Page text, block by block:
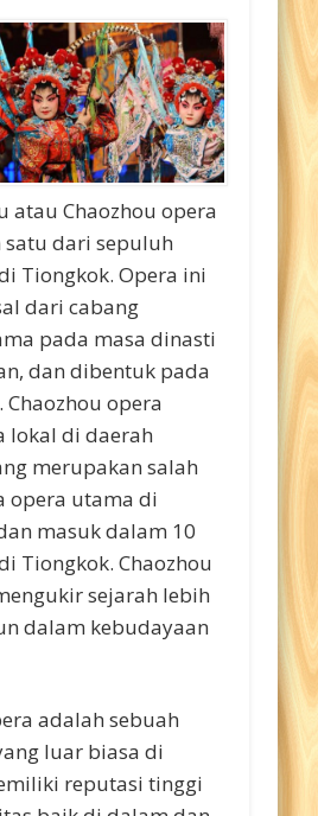
atau Chaozhou opera
satu dari sepuluh
Tiongkok. Opera ini
dari cabang
pada masa dinasti
dan dibentuk pada
opera
lokal di daerah
merupakan salah
opera utama di
masuk dalam 10
Tiongkok. Chaozhou
sejarah lebih
dalam kebudayaan
adalah sebuah
luar biasa di
reputasi tinggi